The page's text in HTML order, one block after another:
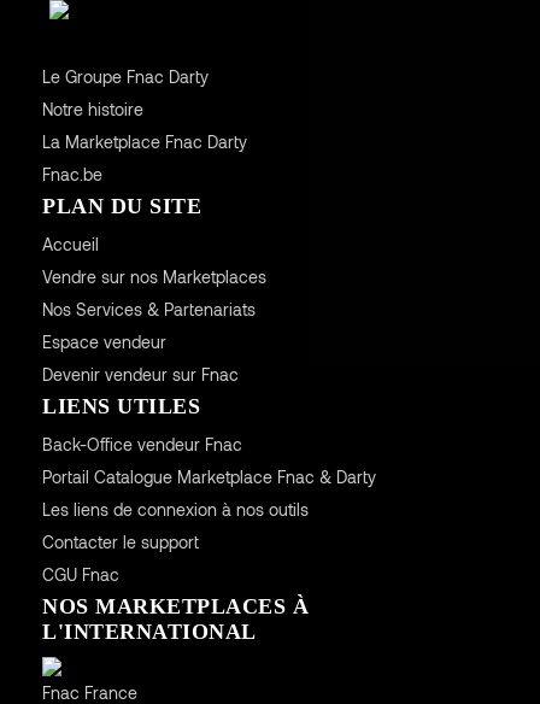
Le Groupe Fnac Darty
Notre histoire
La Marketplace Fnac Darty
Fnac.be
PLAN DU SITE
Accueil
Vendre sur nos Marketplaces
Nos Services & Partenariats
Espace vendeur
Devenir vendeur sur Fnac
LIENS UTILES
Back-Office vendeur Fnac
Portail Catalogue Marketplace Fnac & Darty
Les liens de connexion à nos outils
Contacter le support
CGUFnac
NOS MARKETPLACES À
L'INTERNATIONAL
Fnac France